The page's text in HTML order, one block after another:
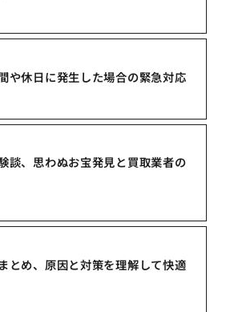
や休日に発生した場合の緊急対応
談、思わぬお宝発見と買取業者の
とめ、原因と対策を理解して快適